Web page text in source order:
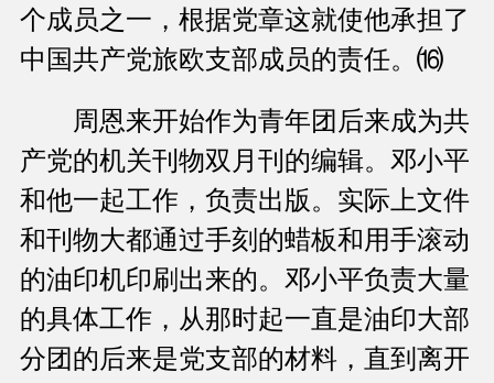
个成员之一，根据党章这就使他承担了
中国共产党旅欧支部成员的责任。⒃
周恩来开始作为青年团后来成为共
产党的机关刊物双月刊的编辑。邓小平
和他一起工作，负责出版。实际上文件
和刊物大都通过手刻的蜡板和用手滚动
的油印机印刷出来的。邓小平负责大量
的具体工作，从那时起一直是油印大部
分团的后来是党支部的材料，直到离开